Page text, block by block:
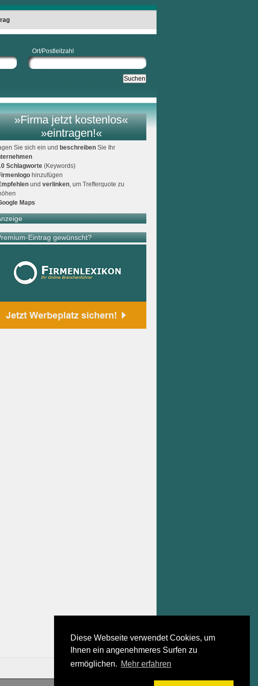
Diese Webseite verwendet Cookies, um
Ihnen ein angenehmeres Surfen zu
ermöglichen. Mehr erfahren
Ort/Postleitzahl
»Firma jetzt kostenlos«
»eintragen!«
Sie sich ein und beschreibenSie Ihr
Schlagworte(Keywords)
hinzufügen
und verlinken, um Trefferquote zu
Maps
Eintrag gewünscht?